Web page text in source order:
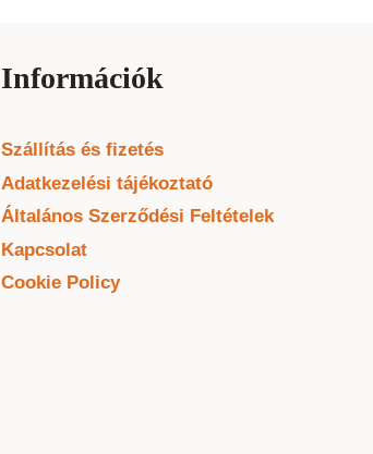
Információk
Szállítás és fizetés
Adatkezelési tájékoztató
Általános Szerződési Feltételek
Kapcsolat
Cookie Policy